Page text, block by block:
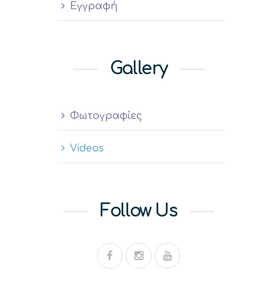
Εγγραφή
Gallery
Φωτογραφίες
Videos
Follow Us